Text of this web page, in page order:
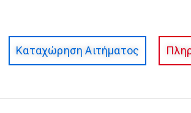
Καταχώρηση Αιτήματος